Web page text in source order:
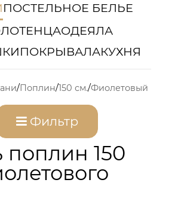
ПОСТЕЛЬНОЕ БЕЛЬЕ
ОДЕЯЛА
ПОКРЫВАЛАКУХНЯ
Поплин 150 см. Фиолетовый
Фильтр
поплин 150